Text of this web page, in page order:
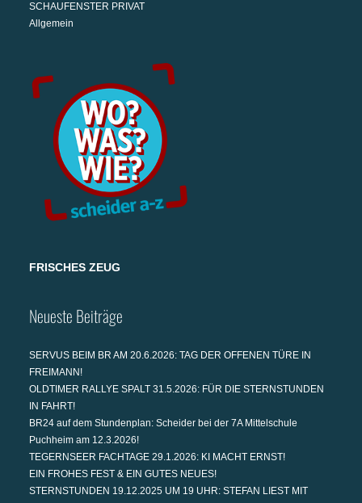
SCHAUFENSTER PRIVAT
Allgemein
FRISCHES ZEUG
Neueste Beiträge
SERVUS BEIM BR AM 20.6.2026: TAG DER OFFENEN TÜRE IN
FREIMANN!
OLDTIMER RALLYE SPALT 31.5.2026: FÜR DIE STERNSTUNDEN
IN FAHRT!
BR24 auf dem Stundenplan: Scheider bei der 7A Mittelschule
Puchheim am 12.3.2026!
TEGERNSEER FACHTAGE 29.1.2026: KI MACHT ERNST!
EIN FROHES FEST & EIN GUTES NEUES!
STERNSTUNDEN 19.12.2025 UM 19 UHR: STEFAN LIEST MIT